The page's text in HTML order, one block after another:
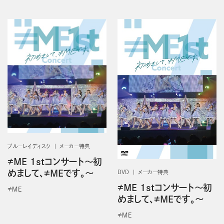
ブルーレイディスク メーカー特典
≠ME 1stコンサート～初
めまして、≠MEです。～
≠ＭＥ
DVD メーカー特典
≠ME 1stコンサート～初
めまして、≠MEです。～
≠ＭＥ